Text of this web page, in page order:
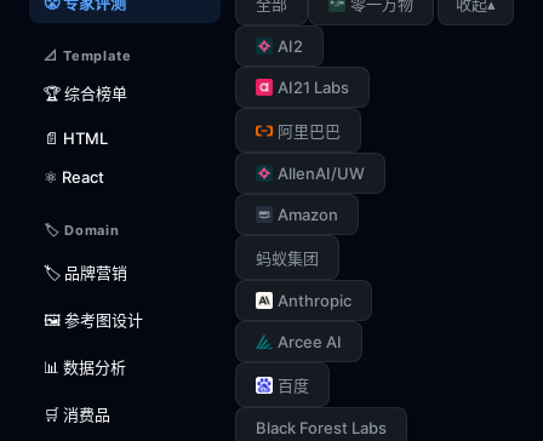
📐 Template
🏆 综合榜单
📄 HTML
⚛️ React
🏷️ Domain
🏷️ 品牌营销
🖼️ 参考图设计
📊 数据分析
🛒 消费品
AI2
AI21 Labs
阿里巴巴
AllenAI/UW
Amazon
蚂蚁集团
Anthropic
Arcee AI
百度
Black Forest Labs